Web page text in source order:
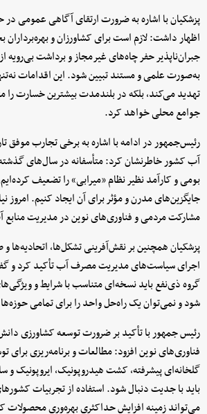
پزشکیان با اشاره به ضرورت ارتقای آگاهی عمومی
اظهار داشت: لازم است برای کشاورزان و
جبران‌ناپذیر حفر چاه‌های غیرمجاز و برداشت بی‌رویه
به‌صورت علمی و مستند تبیین شود. این اقدامات
تهدید می‌کند، بلکه در بلندمدت بیشترین خسارت را
جوامع محلی خواهد کرد.
رئیس‌جمهور در ادامه با اشاره به برخی تجارب موفق
آب کشور خاطرنشان کرد: متأسفانه در سال‌های
بومی و کارآمد نظیر نظام «میرابی» را تضعیف
جایگزین‌های مدرن و مؤثر برای آن ایجاد کنیم. امروز
مشارکت مردمی و فناوری‌های نوین در مدیریت
پزشکیان همچنین بر نقش‌آفرینی تشکل‌ها،
اجرای سیاست‌های مدیریت مصرف آب تأکید کرد و
گروه ذی‌نفع باید نسخه‌ای متناسب با شرایط و
شود و نمی‌توان یک راه‌حل واحد را برای تمامی
رئیس جمهور با تأکید بر ضرورت توسعه کشاورزی
فناوری‌های نوین افزود: مطالعات و برنامه‌ریزی
گلخانه‌ای پیشرفته، کشت هیدروپونیک، ایروپونیک و
باید با جدیت دنبال شود. استفاده از تجربیات
می‌تواند زمینه افزایش حداکثری بهره‌وری محصولات